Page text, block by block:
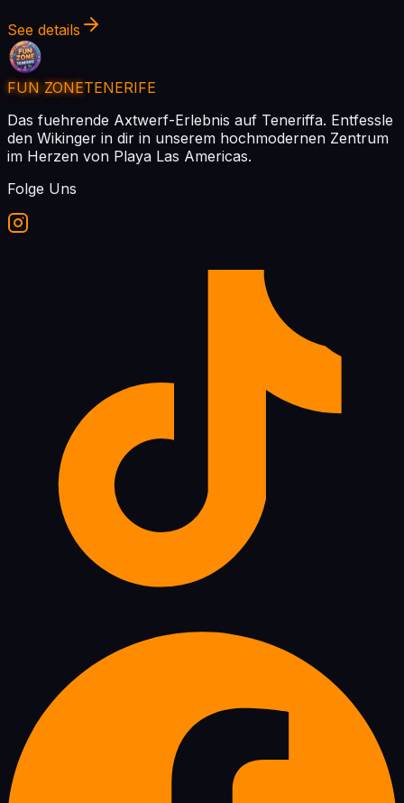
See details
FUN ZONETENERIFE
Das fuehrende Axtwerf-Erlebnis auf Teneriffa. Entfessle
den Wikinger in dir in unserem hochmodernen Zentrum
im Herzen von Playa Las Americas.
Folge Uns